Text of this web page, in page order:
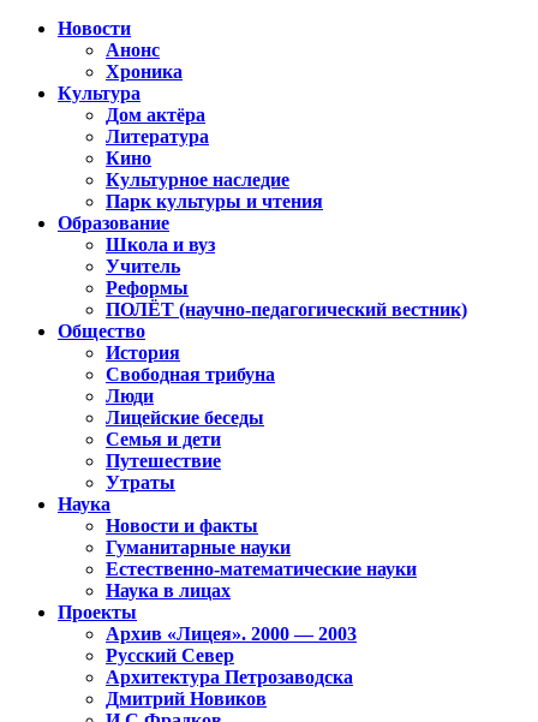
Новости
Анонс
Хроника
Культура
Дом актёра
Литература
Кино
Культурное наследие
Парк культуры и чтения
Образование
Школа и вуз
Учитель
Реформы
ПОЛЁТ (научно-педагогический вестник)
Общество
История
Свободная трибуна
Люди
Лицейские беседы
Семья и дети
Путешествие
Утраты
Наука
Новости и факты
Гуманитарные науки
Естественно-математические науки
Наука в лицах
Проекты
Архив «Лицея». 2000 — 2003
Русский Север
Архитектура Петрозаводска
Дмитрий Новиков